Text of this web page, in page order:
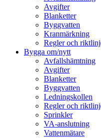
Avgifter
Blanketter
Byggvatten
Kranmärkning
Regler och
Bygga om/nytt
Avfallshämtning
Avgifter
Blanketter
Byggvatten
Ledningskollen
Regler och
Sprinkler
VA-anslutning
Vattenmätare